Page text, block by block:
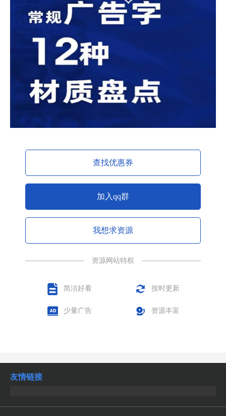
查找优惠券
加入qq群
我想求资源
资源网站特权
简洁好看 按时更新
少量广告 资源丰富
友情链接